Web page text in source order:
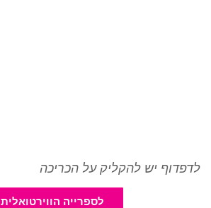
לדפדוף יש להקליק על הכריכה
לספרייה הווירטואלית